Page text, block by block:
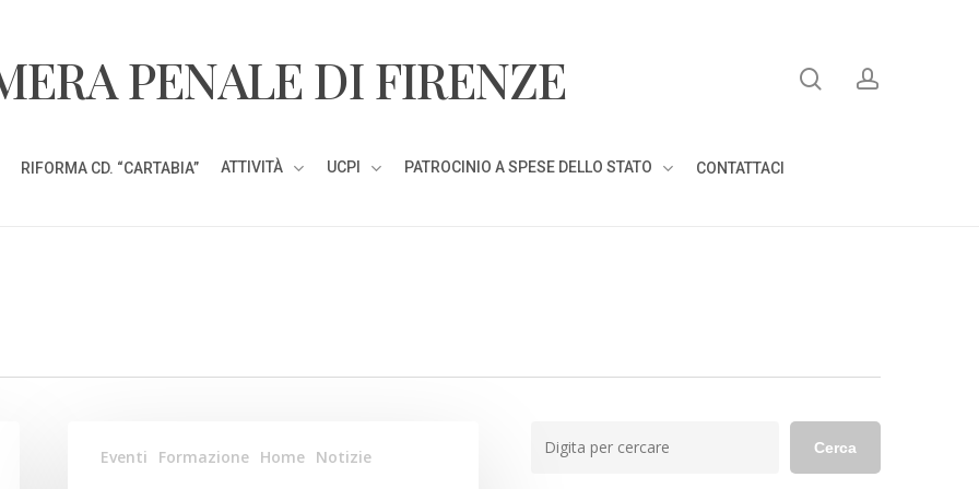
PENALE DI FIRENZE
RIFORMA CD. “CARTABIA” ATTIVITÀ UCPI PATROCINIO A SPESE DELLO STATO CONTATTACI
GIUGNO
Eventi Formazione Home Notizie Cerca